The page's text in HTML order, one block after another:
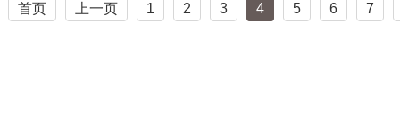
首页 上一页 1 2 3 4 5 6 7